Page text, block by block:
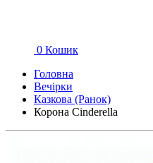
0 Кошик
Головна
Вечірки
Казкова (Ранок)
Корона Cinderella